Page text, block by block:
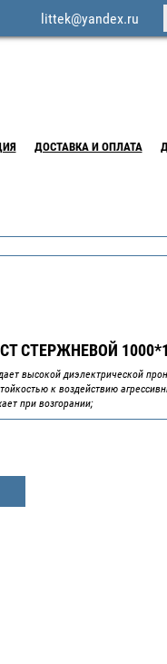
littek@yandex.ru
ДОСТАВКА И ОПЛАТА
СТЕРЖНЕВОЙ
высокой диэлектрической
к воздействию
при возгорании;